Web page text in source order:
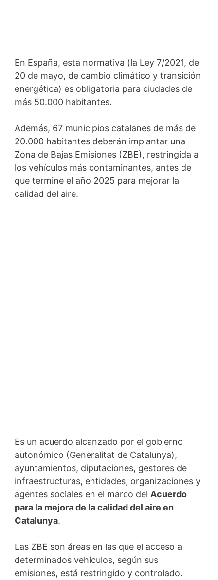
En España, esta normativa (la Ley 7/2021, de
20 de mayo, de cambio climático y transición
energética) es obligatoria para ciudades de
más 50.000 habitantes.
Además, 67 municipios catalanes de más de
20.000 habitantes deberán implantar una
Zona de Bajas Emisiones (ZBE), restringida a
los vehículos más contaminantes, antes de
que termine el año 2025 para mejorar la
calidad del aire.
Es un acuerdo alcanzado por el gobierno
autonómico (Generalitat de Catalunya),
ayuntamientos, diputaciones, gestores de
infraestructuras, entidades, organizaciones y
agentes sociales en el marco del Acuerdo
para la mejora de la calidad del aire en
Catalunya.
Las ZBE son áreas en las que el acceso a
determinados vehículos, según sus
emisiones, está restringido y controlado.